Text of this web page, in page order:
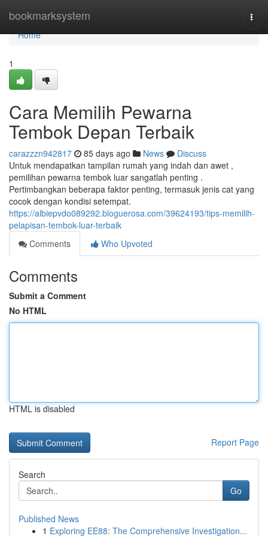
bookmarksystem
Home
Home
1
Cara Memilih Pewarna
Tembok Depan Terbaik
carazzzn942817 85 days ago News
Discuss
Untuk mendapatkan tampilan rumah yang indah dan awet ,
pemilihan pewarna tembok luar sangatlah penting .
Pertimbangkan beberapa faktor penting, termasuk jenis cat yang
cocok dengan kondisi setempat.
https://albiepvdo089292.bloguerosa.com/39624193/tips-memilih-
pelapisan-tembok-luar-terbaik
Comments
Who Upvoted
Comments
Submit a Comment
No HTML
HTML is disabled
Report Page
Search
Go
Published News
1 Exploring EE88: The Comprehensive Investigation...